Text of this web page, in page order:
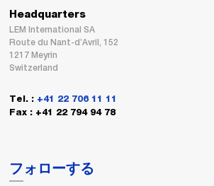
Headquarters
LEM International SA
Route du Nant-d’Avril, 152
1217 Meyrin
Switzerland
Tel. : +41 22 706 11 11
Fax : +41 22 794 94 78
フォローする